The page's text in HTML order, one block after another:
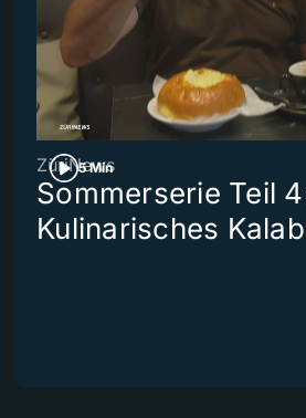
5 Min
ZüriNews
Sommerserie Teil
Kulinarisches